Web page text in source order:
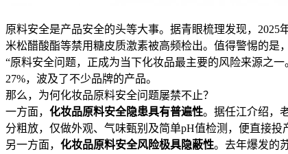
原料安全是产品安全的头等大事。据青眼梳理发现，
米松醋酸酯等禁用糖皮质激素被高频检出。值得警惕的是
“原料安全问题，正成为当下化妆品最主要的风险来源之
27%，波及了不少品牌的产品。
那么，为何化妆品原料安全问题屡禁不止？
一方面， 化妆品原料安全隐患具有普遍性。据任江介绍，
分粗放，仅做外观、气味甄别及简单pH值检测，便直接投
另一方面， 化妆品原料安全风险极具隐蔽性。去年爆发的